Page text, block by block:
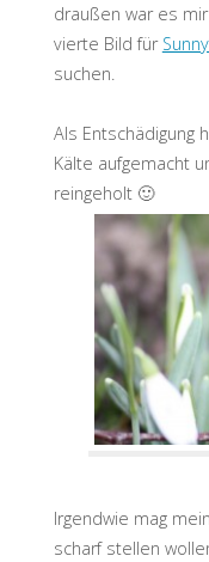
draußen war es
vierte Bild für
suchen.
Als Entschädigung
Kälte aufgemacht
reingeholt 🙂
Irgendwie mag
scharf stellen